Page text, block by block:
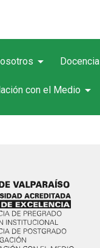
arrow_drop_down Docencia
con el Medio arrow_drop_down